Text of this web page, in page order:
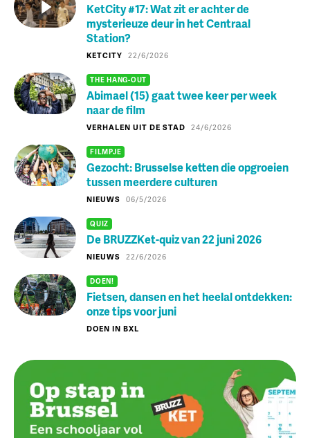
KetCity #17: Wat zit er achter de
mysterieuze deur in het Centraal
Station?
KETCITY 22/6/2026
THE HANG-OUT
Abimael (15) gaat twee keer per week
naar de film
VERHALEN UIT DE STAD 24/6/2026
FILMPJE
Gezocht: Brusselse ketten die opgroeien
tussen meerdere culturen
NIEUWS 06/5/2026
QUIZ
De BRUZZKet-quiz van 22 juni 2026
NIEUWS 22/6/2026
DOEN!
Fietsen, dansen en het heelal ontdekken:
onze tips voor juni
DOEN IN BXL